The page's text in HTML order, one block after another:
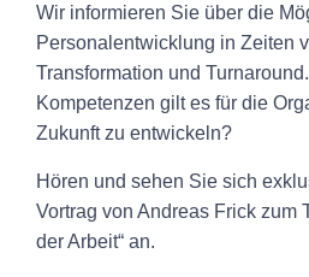
Wir informieren Sie über die
Personalentwicklung in Zeiten
Transformation und
Kompetenzen gilt es für die
Zukunft zu entwickeln?
Hören und sehen Sie sich
Vortrag von Andreas Frick zum
der Arbeit“ an.